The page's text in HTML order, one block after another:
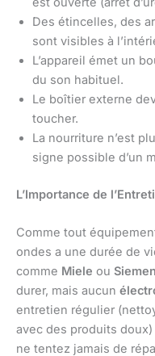
Des étincelles, des
sont visibles à
L’appareil émet un
du son habituel.
Le boîtier externe
toucher.
La nourriture n’est
signe possible d’un
L’Importance de
Comme tout
ondes a une durée de
comme Miele ou
durer, mais aucun
entretien régulier
avec des produits
ne tentez jamais de